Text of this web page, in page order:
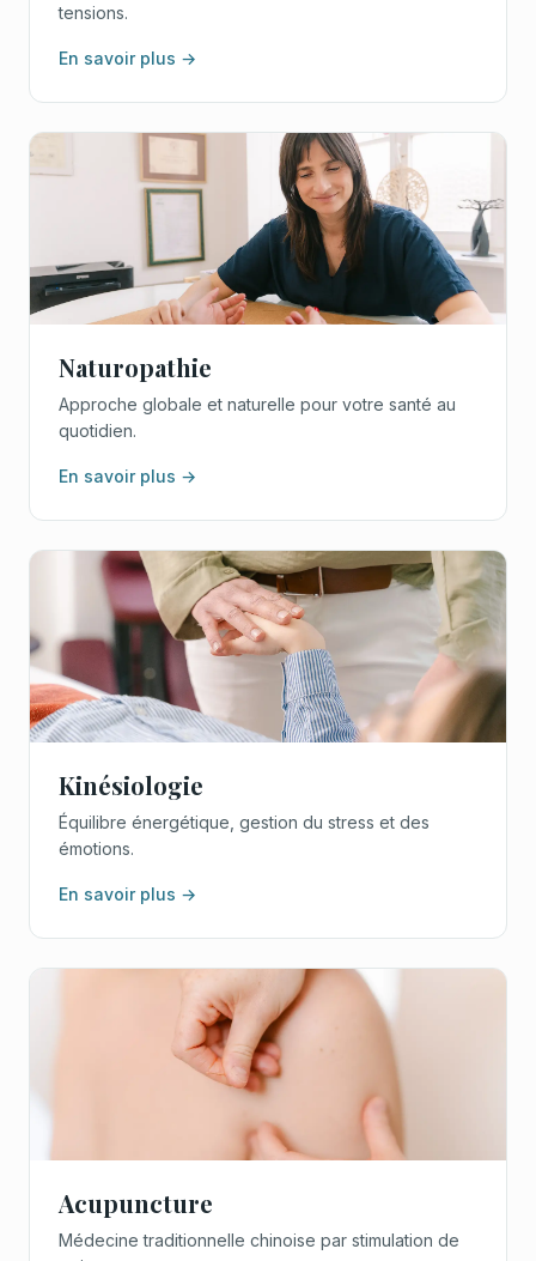
tensions.
En savoir plus →
Naturopathie
Approche globale et naturelle pour votre santé au
quotidien.
En savoir plus →
Kinésiologie
Équilibre énergétique, gestion du stress et des
émotions.
En savoir plus →
Acupuncture
Médecine traditionnelle chinoise par stimulation de